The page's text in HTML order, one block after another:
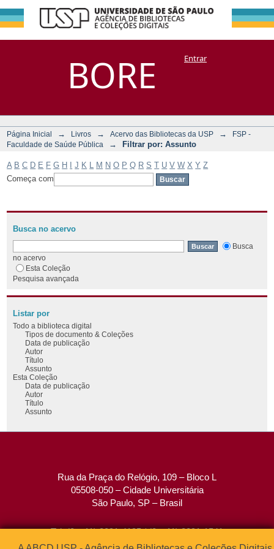
BORE
Filtrar por:
Assunto
DSpace/Manakin + CoriscoEntrar
Página Inicial → Livros → Acervo das Bibliotecas da USP →
FSP -
Faculdade de Saúde Pública
→ Filtrar por: Assunto
A B C D E F G H J K M N O P Q R S T U V W X Y Z
Começa com
Busca no acervo
Busca
no acervo
Esta Coleção
Pesquisa avançada
Listar por
Todo a biblioteca digital
Tipos de documento & Coleções
Data de publicação
Autor
Título
Assunto
Esta Coleção
Data de publicação
Autor
Título
Assunto
Rua da Praça do Relógio, 109 – Bloco L
05508-050 – Cidade Universitária
São Paulo, SP – Brasil
Tel: (0xx11) 3091-4195 / (0xx11) 3091-1541
Fax: (0xx11) 3091-1567